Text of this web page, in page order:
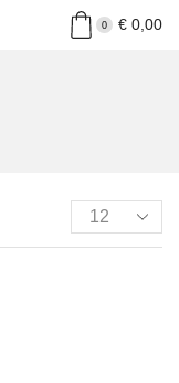
0 €0,00